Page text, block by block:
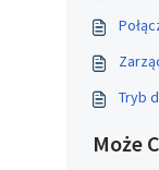
Tryb
Może